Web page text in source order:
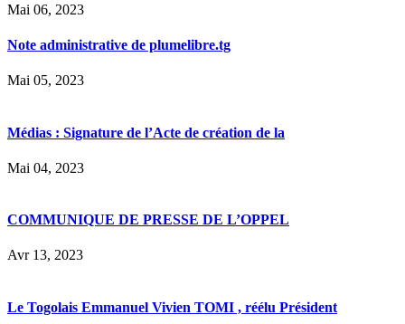
Mai 06, 2023
Note administrative de plumelibre.tg
Mai 05, 2023
Médias : Signature de l’Acte de création de la
Mai 04, 2023
COMMUNIQUE DE PRESSE DE L’OPPEL
Avr 13, 2023
Le Togolais Emmanuel Vivien TOMI , réélu Président